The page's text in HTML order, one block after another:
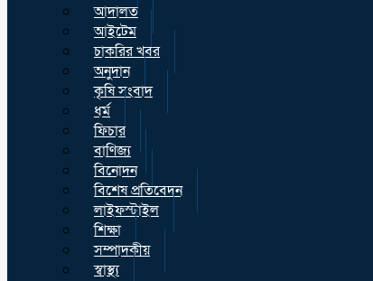
আদালত
আইটেম
চাকরির খবর
অনুদান
কৃষি সংবাদ
ধর্ম
ফিচার
বাণিজ্য
বিনোদন
বিশেষ প্রতিবেদন
লাইফস্টাইল
শিক্ষা
সম্পাদকীয়
স্বাস্থ্য